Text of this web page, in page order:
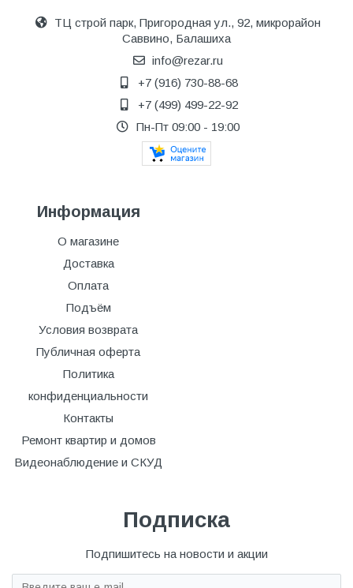
ТЦ строй парк, Пригородная ул., 92, микрорайон
Саввино, Балашиха
info@rezar.ru
+7 (916) 730-88-68
+7 (499) 499-22-92
Пн-Пт 09:00 - 19:00
Информация
О магазине
Доставка
Оплата
Подъём
Условия возврата
Публичная оферта
Политика
конфиденциальности
Контакты
Ремонт квартир и домов
Видеонаблюдение и СКУД
Подписка
Подпишитесь на новости и акции